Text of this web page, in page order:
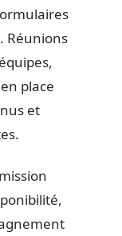
Réunions
place
et